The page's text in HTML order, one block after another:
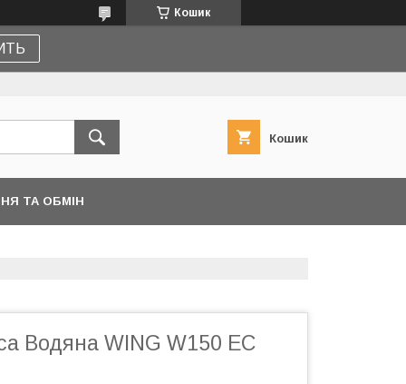
Кошик
Кошик
ТА ОБМІН
Водяна WING W150 ЕС